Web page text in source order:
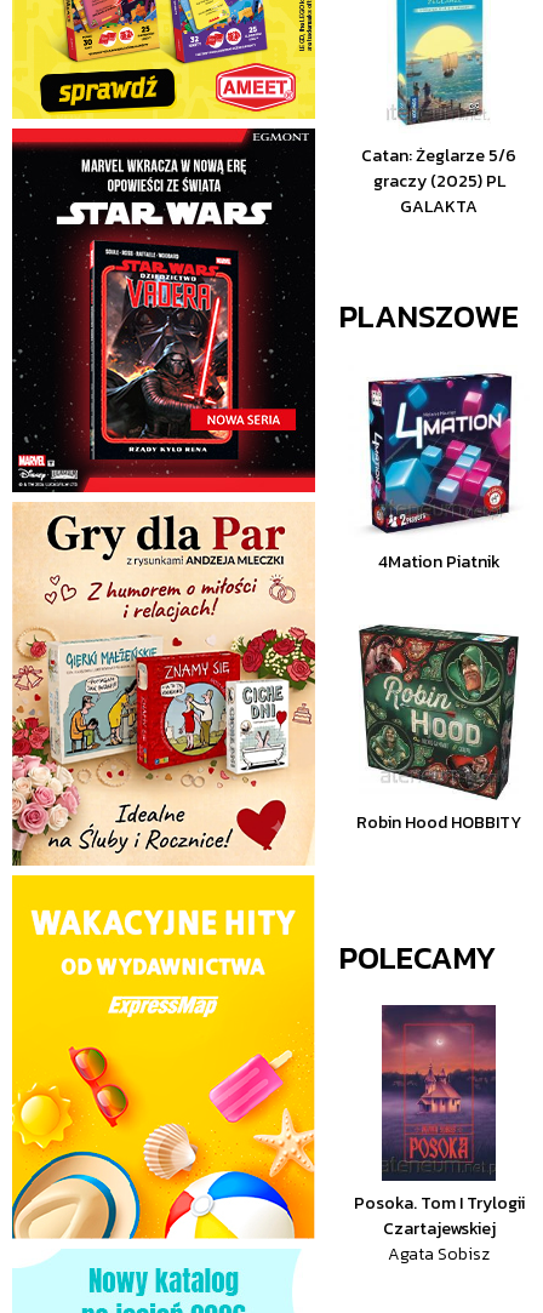
Catan: Żeglarze 5/6
graczy (2025) PL
GALAKTA
PLANSZOWE
4Mation Piatnik
Robin Hood HOBBITY
POLECAMY
Posoka. Tom I Trylogii
Czartajewskiej
Agata Sobisz